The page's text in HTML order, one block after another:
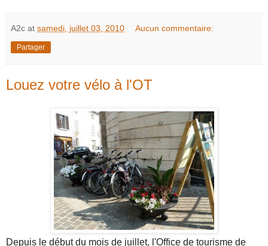
A2c at samedi, juillet 03, 2010 Aucun commentaire:
Partager
Louez votre vélo à l'OT
Depuis le début du mois de juillet, l'Office de tourisme de